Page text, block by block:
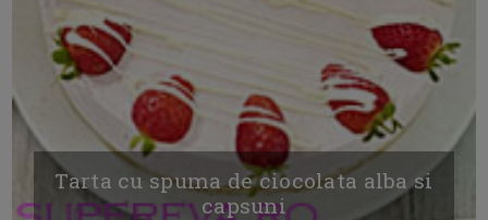
Tarta cu spuma de ciocolata alba si
capsuni